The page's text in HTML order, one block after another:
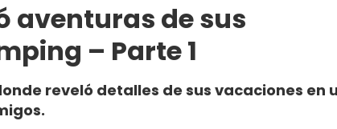
aventuras de sus
– Parte 1
reveló detalles de sus vacaciones en